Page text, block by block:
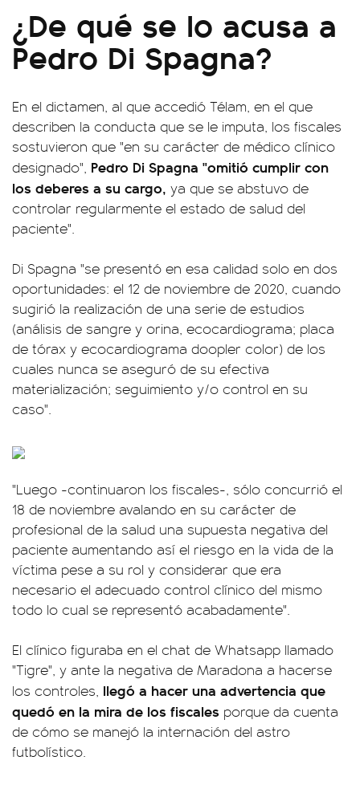
¿De qué se lo acusa a
Pedro Di Spagna?
En el dictamen, al que accedió Télam, en el que
describen la conducta que se le imputa, los fiscales
sostuvieron que "en su carácter de médico clínico
designado", Pedro Di Spagna "omitió cumplir con
los deberes a su cargo, ya que se abstuvo de
controlar regularmente el estado de salud del
paciente".
Di Spagna "se presentó en esa calidad solo en dos
oportunidades: el 12 de noviembre de 2020, cuando
sugirió la realización de una serie de estudios
(análisis de sangre y orina, ecocardiograma; placa
de tórax y ecocardiograma doopler color) de los
cuales nunca se aseguró de su efectiva
materialización; seguimiento y/o control en su
caso".
"Luego -continuaron los fiscales-, sólo concurrió el
18 de noviembre avalando en su carácter de
profesional de la salud una supuesta negativa del
paciente aumentando así el riesgo en la vida de la
víctima pese a su rol y considerar que era
necesario el adecuado control clínico del mismo
todo lo cual se representó acabadamente".
El clínico figuraba en el chat de Whatsapp llamado
"Tigre", y ante la negativa de Maradona a hacerse
los controles, llegó a hacer una advertencia que
quedó en la mira de los fiscales porque da cuenta
de cómo se manejó la internación del astro
futbolístico.